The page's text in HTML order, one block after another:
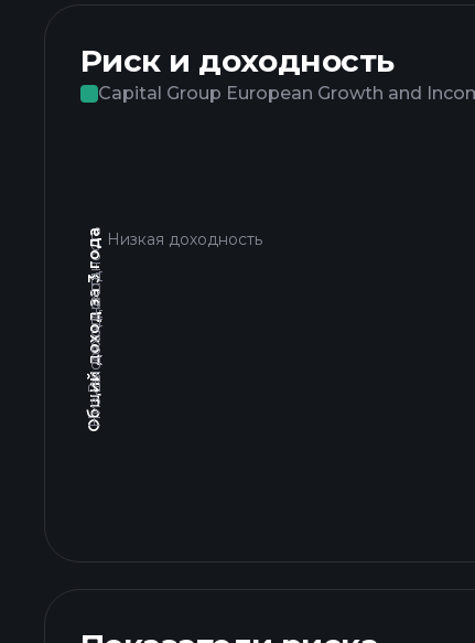
Риск и доходность
Capital Group European Growth and
Высокая доходность
Общий доход за 3 года
Низкая доходность
Низкая доходность